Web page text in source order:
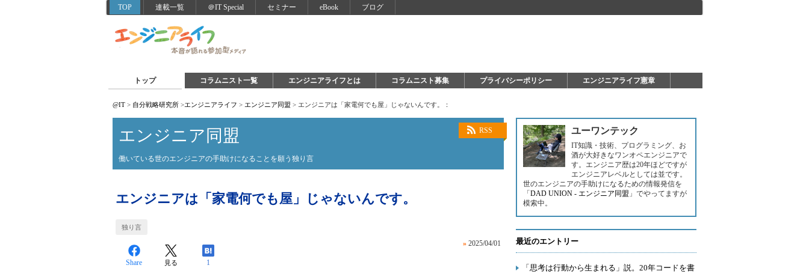
TOP 連載一覧 ＠IT Special セミナー eBook ブログ
トップ コラムニスト一覧 エンジニアライフとは コラムニスト募集 プライバシーポリシー エンジニアライフ憲章
@IT > 自分戦略研究所 >エンジニアライフ > エンジニア同盟 > エンジニアは「家電何でも屋」じゃないんです。：
RSS
エンジニア同盟
働いている世のエンジニアの手助けになることを願う独り言
エンジニアは「家電何でも屋」じゃないんです。
独り言
» 2025/04/01
Share 見る 1
ユーワンテック
IT知識・技術、プログラミング、お
酒が大好きなワンオペエンジニアで
す。エンジニア歴は20年ほどですが
エンジニアレベルとしては並です。
世のエンジニアの手助けになるための情報発信を
「 DAD UNION - エンジニア同盟 」でやってますが
模索中。
最近のエントリー
「思考は行動から生まれる」説。20年コードを書